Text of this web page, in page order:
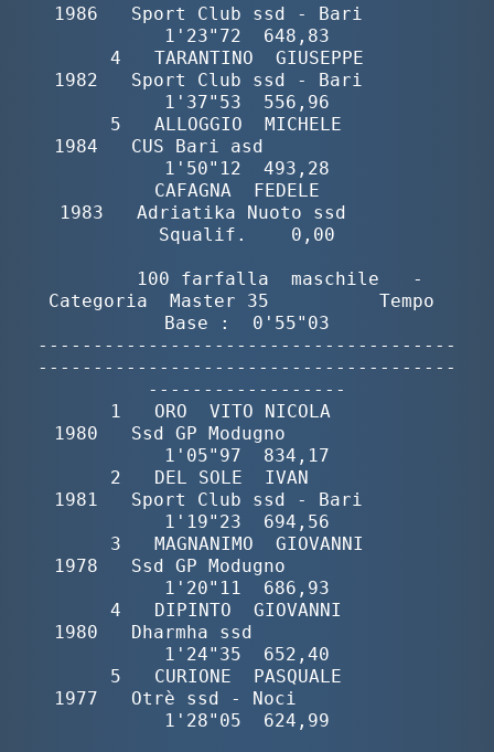
1986   Sport Club ssd - Bari
1'23"72  648,83
       4   TARANTINO  GIUSEPPE
1982   Sport Club ssd - Bari
1'37"53  556,96
       5   ALLOGGIO  MICHELE
1984   CUS Bari asd
1'50"12  493,28
           CAFAGNA  FEDELE
1983   Adriatika Nuoto ssd
Squalif.    0,00
        100 farfalla  maschile   -
Categoria  Master 35          Tempo
Base :  0'55"03
--------------------------------------
--------------------------------------
------------------
       1   ORO  VITO NICOLA
1980   Ssd GP Modugno
1'05"97  834,17
       2   DEL SOLE  IVAN
1981   Sport Club ssd - Bari
1'19"23  694,56
       3   MAGNANIMO  GIOVANNI
1978   Ssd GP Modugno
1'20"11  686,93
       4   DIPINTO  GIOVANNI
1980   Dharmha ssd
1'24"35  652,40
       5   CURIONE  PASQUALE
1977   Otrè ssd - Noci
1'28"05  624,99